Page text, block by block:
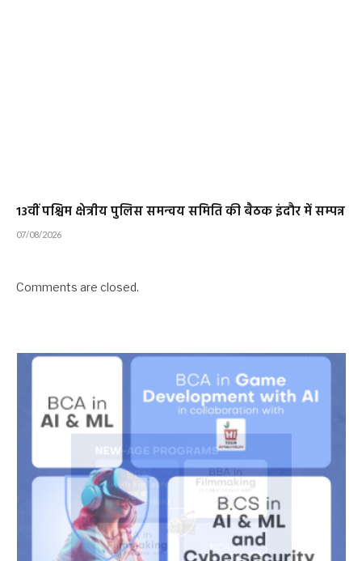
13वीं पश्चिम क्षेत्रीय पुलिस समन्वय समिति की बैठक इंदौर में सम्पन्न
07/08/2026
Comments are closed.